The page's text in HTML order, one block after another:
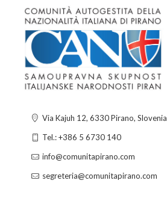
Via Kajuh 12, 6330 Pirano, Slovenia
Tel.: +386 5 6730 140
info@comunitapirano.com
segreteria@comunitapirano.com